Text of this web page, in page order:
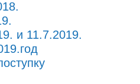
и 11.7.2019.